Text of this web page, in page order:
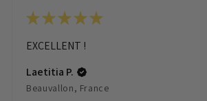
★★★★★
EXCELLENT !
Laetitia P.
Beauvallon, France